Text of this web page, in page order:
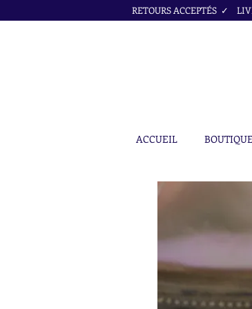
RETOURS ACCEPTÉS ✓
ACCUEIL BOUTIQUE